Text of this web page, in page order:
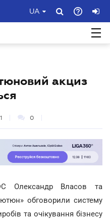
UA
акциз
0
Олександр Власов та
обговорили систему
та очікування бізнесу